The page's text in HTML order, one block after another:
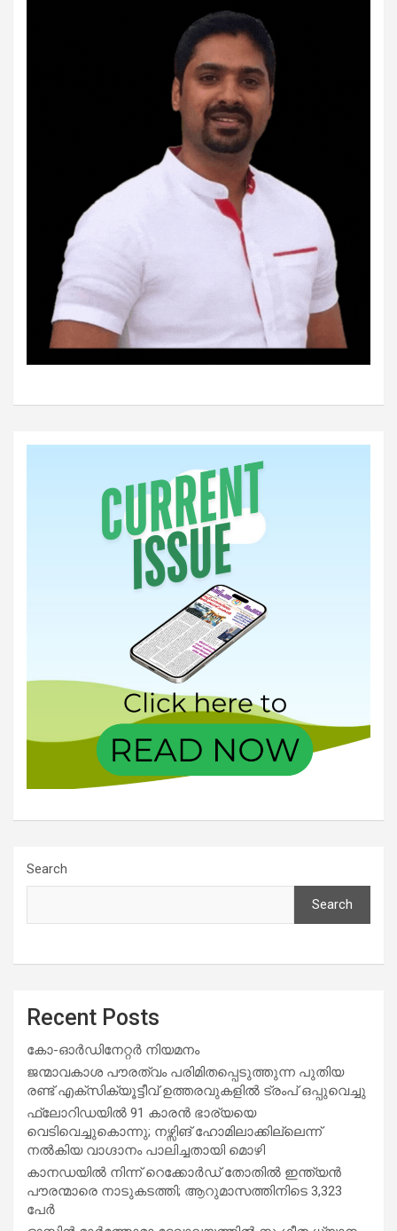
Search
Search
Recent Posts
കോ-ഓർഡിനേറ്റർ നിയമനം
ജന്മാവകാശ പൗരത്വം പരിമിതപ്പെടുത്തുന്ന പുതിയ
രണ്ട് എക്സിക്യൂട്ടീവ് ഉത്തരവുകളിൽ ട്രംപ് ഒപ്പുവെച്ചു
ഫ്ലോറിഡയിൽ 91 കാരൻ ഭാര്യയെ
വെടിവെച്ചുകൊന്നു; നഴ്സിങ് ഹോമിലാക്കില്ലെന്ന്
നൽകിയ വാഗ്ദാനം പാലിച്ചതായി മൊഴി
കാനഡയിൽ നിന്ന് റെക്കോർഡ് തോതിൽ ഇന്ത്യൻ
പൗരന്മാരെ നാടുകടത്തി; ആറുമാസത്തിനിടെ 3,323
പേർ